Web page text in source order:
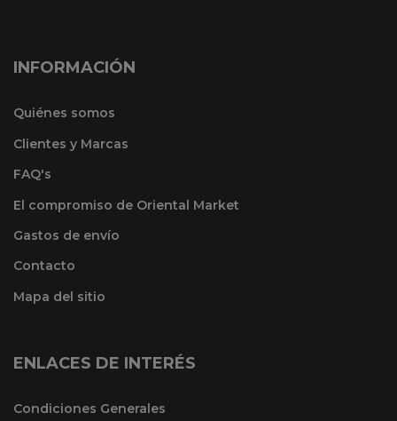
INFORMACIÓN
Quiénes somos
Clientes y Marcas
FAQ's
El compromiso de Oriental Market
Gastos de envío
Contacto
Mapa del sitio
ENLACES DE INTERÉS
Condiciones Generales